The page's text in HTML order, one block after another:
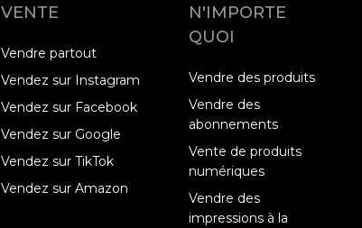
VENTE
Vendre partout
Vendez sur Instagram
Vendez sur Facebook
Vendez sur Google
Vendez sur TikTok
Vendez sur Amazon
N'IMPORTE
QUOI
Vendre des produits
Vendre des
abonnements
Vente de produits
numériques
Vendre des
impressions à la